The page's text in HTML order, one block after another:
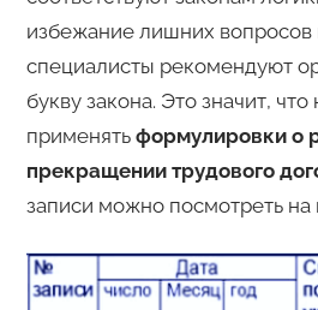
избежание лишних вопросов
специалисты рекомендуют
букву закона. Это значит,
применять формулировки о
прекращении трудового
записи можно посмотреть